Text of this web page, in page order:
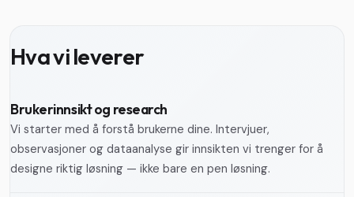
Hva vi leverer
Brukerinnsikt og research
Vi starter med å forstå brukerne dine. Intervjuer,
observasjoner og dataanalyse gir innsikten vi trenger for å
designe riktig løsning — ikke bare en pen løsning.